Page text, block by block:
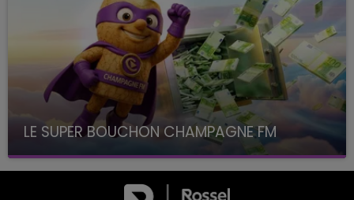
LE SUPER BOUCHON CHAMPAGNE FM
avec La Famille Champagne FM, à 8H10